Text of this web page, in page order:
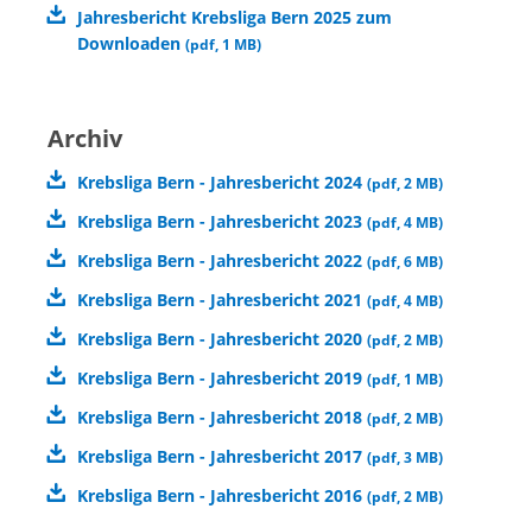
Jahresbericht Krebsliga Bern 2025 zum
Downloaden (pdf, 1 MB)
Archiv
Krebsliga Bern - Jahresbericht 2024 (pdf,2 MB)
Krebsliga Bern - Jahresbericht 2023 (pdf,4 MB)
Krebsliga Bern - Jahresbericht 2022 (pdf,6 MB)
Krebsliga Bern - Jahresbericht 2021 (pdf,4 MB)
Krebsliga Bern - Jahresbericht 2020 (pdf,2 MB)
Krebsliga Bern - Jahresbericht 2019 (pdf, 1 MB)
Krebsliga Bern - Jahresbericht 2018 (pdf,2 MB)
Krebsliga Bern - Jahresbericht 2017 (pdf,3 MB)
Krebsliga Bern - Jahresbericht 2016 (pdf,2 MB)